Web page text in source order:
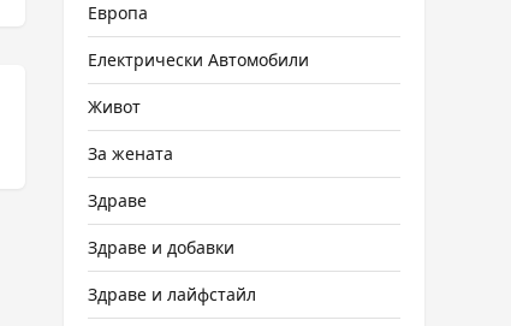
Европа
Електрически Автомобили
Живот
За жената
Здраве
Здраве и добавки
Здраве и лайфстайл